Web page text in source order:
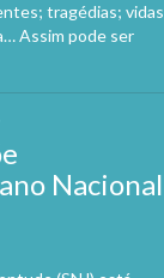
tragédias; vidas
Assim pode ser
Nacional